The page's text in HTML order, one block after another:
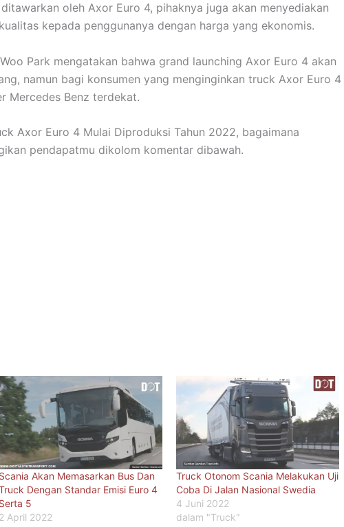
oleh Axor Euro 4, pihaknya juga akan menyediakan
kepada penggunanya dengan harga yang ekonomis.
Park mengatakan bahwa grand launching Axor Euro 4 akan
namun bagi konsumen yang menginginkan truck Axor Euro 4
Mercedes Benz terdekat.
Axor Euro 4 Mulai Diproduksi Tahun 2022, bagaimana
pendapatmu dikolom komentar dibawah.
Scania Akan Memasarkan Bus Dan
Dengan Standar Emisi Euro 4
Serta 5
2 April 2022
Truck Otonom Scania Melakukan Uji
Coba Di Jalan Nasional Swedia
4 Juni 2022
dalam "Truck"